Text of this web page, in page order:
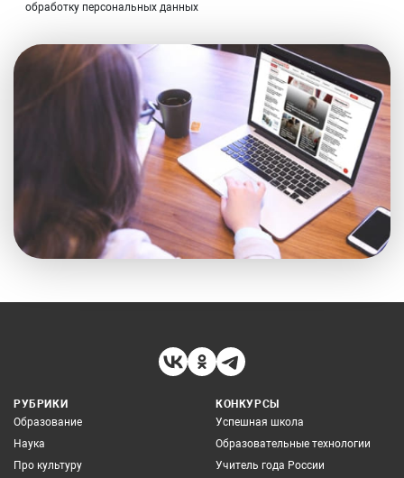
обработку персональных данных
РУБРИКИ
Образование
Наука
Про культуру
КОНКУРСЫ
Успешная школа
Образовательные технологии
Учитель года России